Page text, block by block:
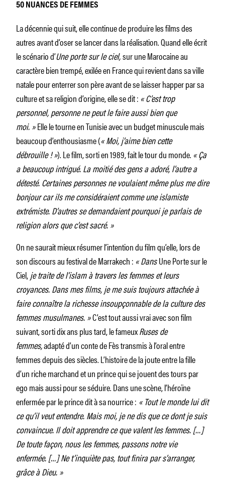
50 NUANCES DE FEMMES
La décennie qui suit, elle continue de produire les films des
autres avant d’oser se lancer dans la réalisation. Quand elle écrit
le scénario d’Une porte sur le ciel,sur une Marocaine au
caractère bien trempé, exilée en France qui revient dans sa ville
natale pour enterrer son père avant de se laisser happer par sa
culture et sa religion d’origine, elle se dit : « C’est trop
personnel, personne ne peut le faire aussi bien que
moi. »Elle le tourne en Tunisie avec un budget minuscule mais
beaucoup d’enthousiasme (« Moi, j’aime bien cette
débrouille ! »). Le film, sorti en 1989, fait le tour du monde. « Ça
a beaucoup intrigué. La moitié des gens a adoré, l’autre a
détesté. Certaines personnes ne voulaient même plus me dire
bonjour car ils me considéraient comme une islamiste
extrémiste. D’autres se demandaient pourquoi je parlais de
religion alors que c’est sacré. »
On ne saurait mieux résumer l’intention du film qu’elle, lors de
son discours au festival de Marrakech : « DansUne Porte sur le
Ciel,je traite de l’islam à travers les femmes et leurs
croyances. Dans mes films, je me suis toujours attachée à
faire connaître la richesse insoupçonnable de la culture des
femmes musulmanes. »C’est tout aussi vrai avec son film
suivant, sorti dix ans plus tard, le fameuxRuses de
femmes,adapté d’un conte de Fès transmis à l’oral entre
femmes depuis des siècles. L’histoire de la joute entre la fille
d’un riche marchand et un prince qui se jouent des tours par
ego mais aussi pour se séduire. Dans une scène, l’héroïne
enfermée par le prince dit à sa nourrice : « Tout le monde lui dit
ce qu’il veut entendre. Mais moi, je ne dis que ce dont je suis
convaincue. Il doit apprendre ce que valent les femmes. […]
De toute façon, nous les femmes, passons notre vie
enfermée. […] Ne t’inquiète pas, tout finira par s’arranger,
grâce à Dieu. »